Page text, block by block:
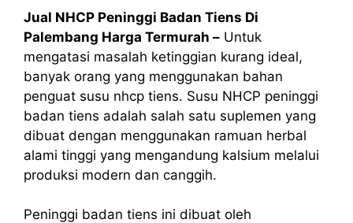
Jual NHCP Peninggi Badan Tiens Di
Palembang Harga Termurah – Untuk
mengatasi masalah ketinggian kurang ideal,
banyak orang yang menggunakan bahan
penguat susu nhcp tiens. Susu NHCP peninggi
badan tiens adalah salah satu suplemen yang
dibuat dengan menggunakan ramuan herbal
alami tinggi yang mengandung kalsium melalui
produksi modern dan canggih.
Peninggi badan tiens ini dibuat oleh